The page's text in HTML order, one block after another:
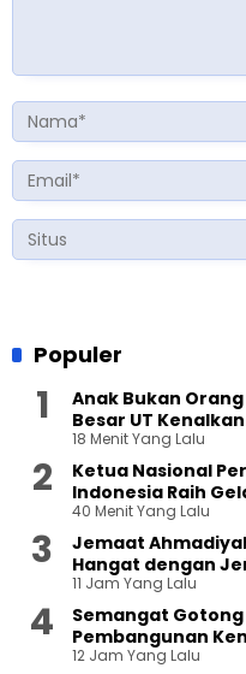
Populer
Anak Bukan
Besar UT
18 Menit Yang Lalu
Ketua Nasional
Indonesia Raih
Terbuka
40 Menit Yang Lalu
Jemaat
Hangat dengan
11 Jam Yang Lalu
Semangat
Pembangunan
Ahmadiyah
12 Jam Yang Lalu